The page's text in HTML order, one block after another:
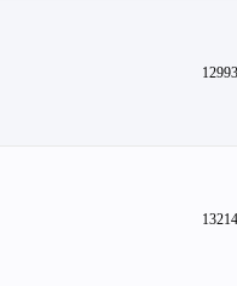
12993
13214